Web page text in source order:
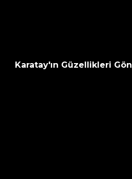
Karatay'ın Güzellikleri